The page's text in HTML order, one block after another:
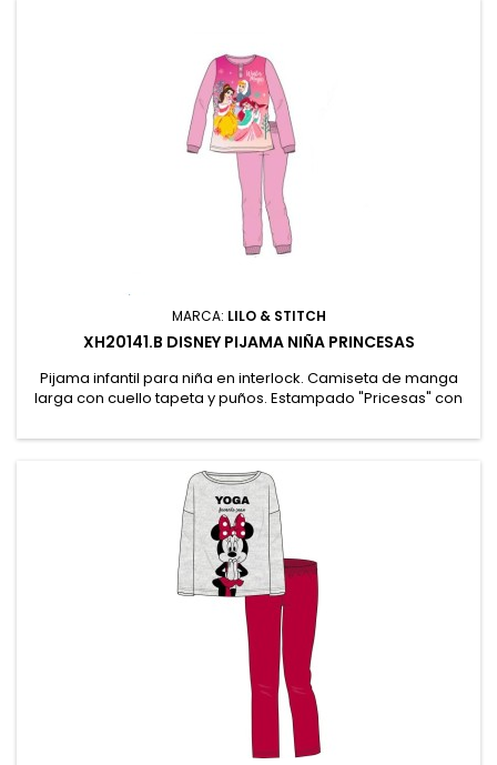
MARCA: LILO & STITCH
XH20141.B DISNEY PIJAMA NIÑA PRINCESAS
Pijama infantil para niña en interlock. Camiseta de manga
larga con cuello tapeta y puños. Estampado "Pricesas" con
Presentación en caja Personalizada. 100% Algodón